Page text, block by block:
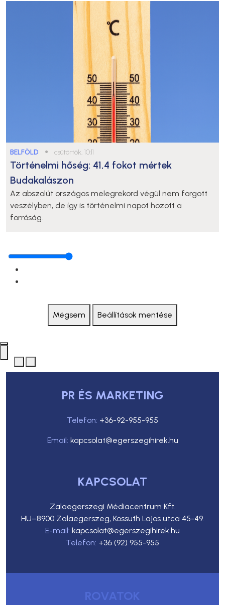
BELFÖLD ● csütörtök, 10:11
Történelmi hőség: 41,4 fokot mértek
Budakalászon
Az abszolút országos melegrekord végül nem forgott
veszélyben, de így is történelmi napot hozott a
forróság.
Mégsem Beállítások mentése
PR ÉS MARKETING
Telefon: +36-92-955-955
Email: kapcsolat@egerszegihirek.hu
KAPCSOLAT
Zalaegerszegi Médiacentrum Kft.
HU–8900 Zalaegerszeg, Kossuth Lajos utca 45-49.
E-mail: kapcsolat@egerszegihirek.hu
Telefon: +36 (92) 955-955
ROVATOK